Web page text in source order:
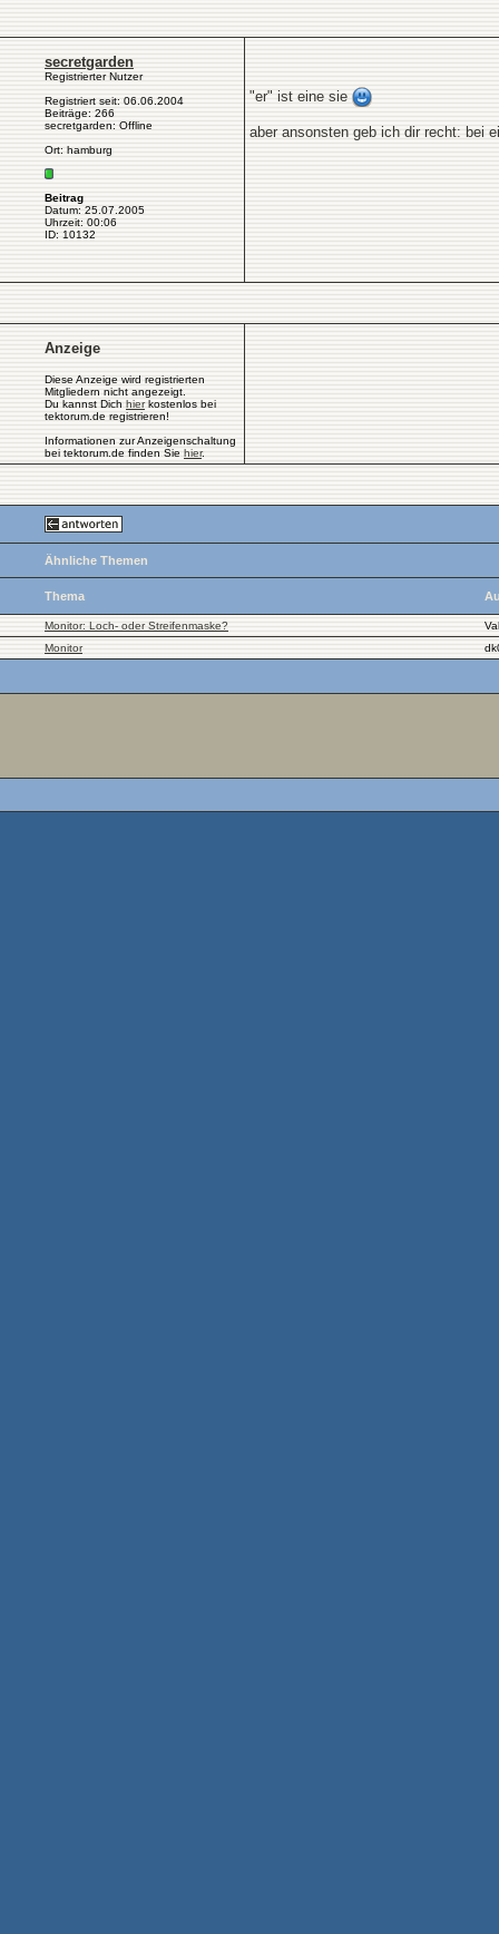
secretgarden
Registrierter Nutzer
Registriert seit: 06.06.2004
Beiträge: 266
secretgarden: Offline
Ort: hamburg
Beitrag
Datum: 25.07.2005
Uhrzeit: 00:06
ID: 10132
"er" ist eine sie
aber ansonsten geb ich dir recht: bei
Anzeige
Diese Anzeige wird registrierten
Mitgliedern nicht angezeigt.
Du kannst Dich hierkostenlos bei
tektorum.de registrieren!
Informationen zur Anzeigenschaltung
bei tektorum.de finden Sie hier.
Ähnliche Themen
Thema
Monitor: Loch- oder Streifenmaske?
Monitor